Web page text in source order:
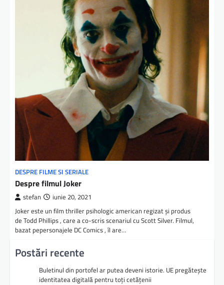
DESPRE FILME SI SERIALE
Despre filmul Joker
stefan iunie 20, 2021
Joker este un film thriller psihologic american regizat și produs
de Todd Phillips , care a co-scris scenariul cu Scott Silver. Filmul,
bazat pepersonajele DC Comics , îl are…
Postări recente
Buletinul din portofel ar putea deveni istorie. UE pregătește
identitatea digitală pentru toți cetățenii